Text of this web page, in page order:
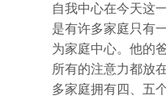
自我中心在今天这
是有许多家庭只有
为家庭中心。他的
所有的注意力都放
多家庭拥有四、五